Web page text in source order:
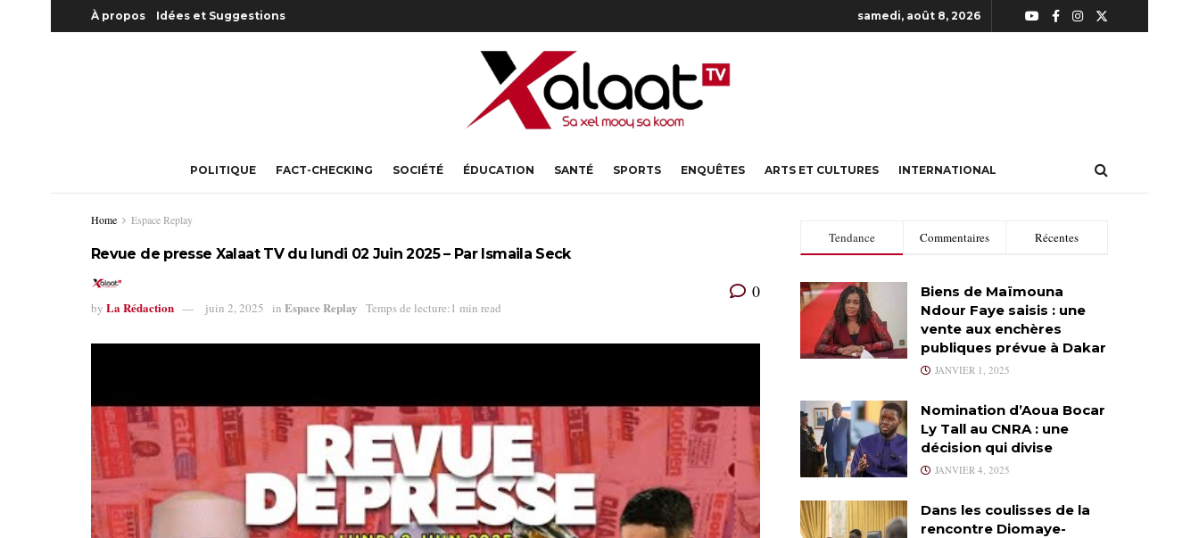
À propos Idées et Suggestions samedi, août 8, 2026
POLITIQUE FACT-CHECKING SOCIÉTÉ ÉDUCATION SANTÉ SPORTS ENQUÊTES ARTS ET CULTURES INTERNATIONAL
Home Espace Replay
Revue de presse Xalaat TV du lundi 02 Juin 2025 – Par Ismaila Seck
by La Rédaction juin 2, 2025 in Espace Replay Temps de lecture:1 min read
0
Tendance Commentaires Récentes
Biens de Maïmouna
Ndour Faye saisis : une
vente aux enchères
publiques prévue à Dakar
JANVIER 1, 2025
Nomination d’Aoua Bocar
Ly Tall au CNRA : une
décision qui divise
JANVIER 4, 2025
Dans les coulisses de la
rencontre Diomaye-